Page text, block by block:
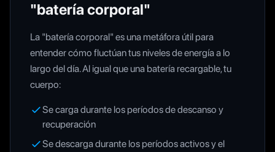
"batería corporal"
La "batería corporal" es una metáfora útil para
entender cómo fluctúan tus niveles de energía a lo
largo del día. Al igual que una batería recargable, tu
cuerpo:
Se carga durante los períodos de descanso y
recuperación
Se descarga durante los períodos activos y el